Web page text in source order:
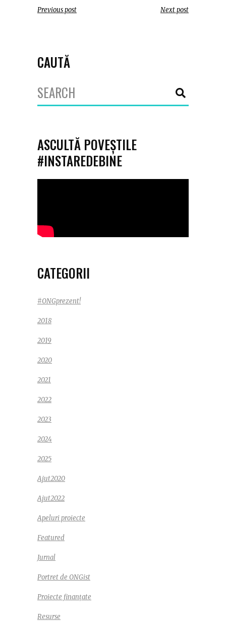
Previous post Next post
CAUTĂ
Search
for:
ASCULTĂ POVEȘTILE
#INSTAREDEBINE
CATEGORII
#ONGprezent!
2018
2019
2020
2021
2022
2023
2024
2025
Ajut2020
Ajut2022
Apeluri proiecte
Featured
Jurnal
Portret de ONGist
Proiecte finanțate
Resurse